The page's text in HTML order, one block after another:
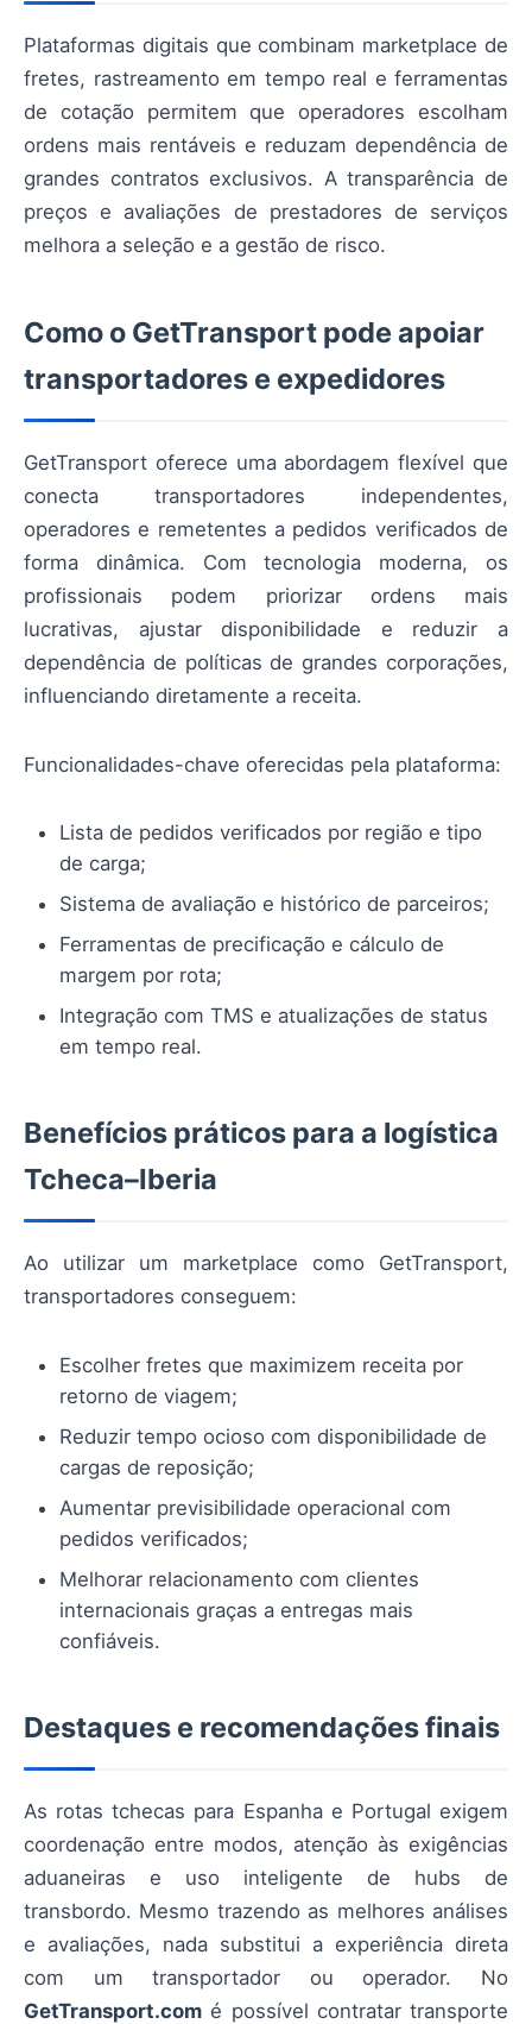
Plataformas digitais que combinam marketplace de
fretes, rastreamento em tempo real e ferramentas
de cotação permitem que operadores escolham
ordens mais rentáveis e reduzam dependência de
grandes contratos exclusivos. A transparência de
preços e avaliações de prestadores de serviços
melhora a seleção e a gestão de risco.
Como o GetTransport pode apoiar
transportadores e expedidores
GetTransport oferece uma abordagem flexível que
conecta transportadores independentes,
operadores e remetentes a pedidos verificados de
forma dinâmica. Com tecnologia moderna, os
profissionais podem priorizar ordens mais
lucrativas, ajustar disponibilidade e reduzir a
dependência de políticas de grandes corporações,
influenciando diretamente a receita.
Funcionalidades-chave oferecidas pela plataforma:
Lista de pedidos verificados por região e tipo
de carga;
Sistema de avaliação e histórico de parceiros;
Ferramentas de precificação e cálculo de
margem por rota;
Integração com TMS e atualizações de status
em tempo real.
Benefícios práticos para a logística
Tcheca–Iberia
Ao utilizar um marketplace como GetTransport,
transportadores conseguem:
Escolher fretes que maximizem receita por
retorno de viagem;
Reduzir tempo ocioso com disponibilidade de
cargas de reposição;
Aumentar previsibilidade operacional com
pedidos verificados;
Melhorar relacionamento com clientes
internacionais graças a entregas mais
confiáveis.
Destaques e recomendações finais
As rotas tchecas para Espanha e Portugal exigem
coordenação entre modos, atenção às exigências
aduaneiras e uso inteligente de hubs de
transbordo. Mesmo trazendo as melhores análises
e avaliações, nada substitui a experiência direta
com um transportador ou operador. No
GetTransport.com é possível contratar transporte